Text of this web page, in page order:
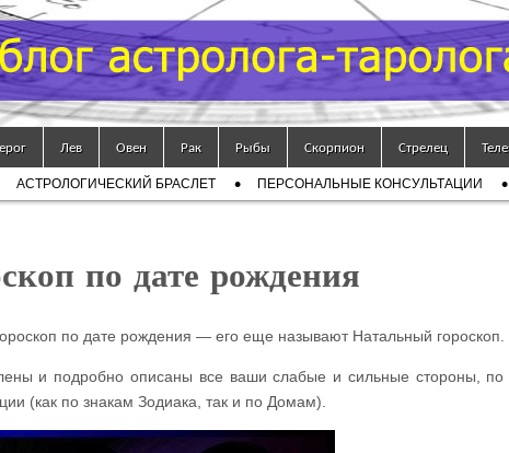
Лев Овен Рак Рыбы Скорпион Стрелец
АСТРОЛОГИЧЕСКИЙ БРАСЛЕТ ПЕРСОНАЛЬНЫЕ КОНСУЛЬТАЦИИ
по дате рождения
по дате рождения — его еще называют Натальный гороскоп.
и подробно описаны все ваши слабые и сильные стороны,
(как по знакам Зодиака, так и по Домам).